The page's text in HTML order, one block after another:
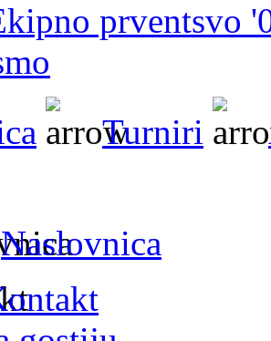
prventsvo
Turniri
Naslovnica